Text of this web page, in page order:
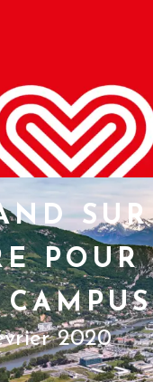
SUR
POUR
2020